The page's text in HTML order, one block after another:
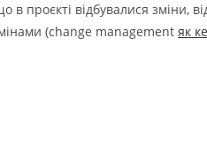
в проєкті відбувалися зміни,
(change management як